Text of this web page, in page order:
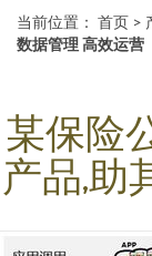
当前位置： 首页 >
数据管理 高效运营
某保险
产品,助